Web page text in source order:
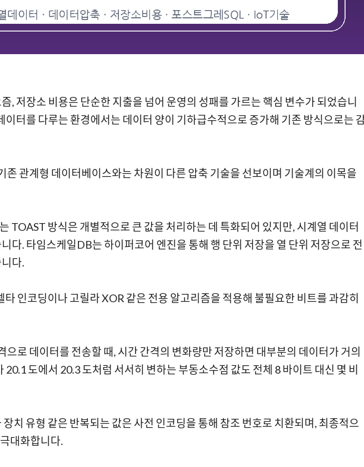
, 저장소 비용은 단순한 지출을 넘어 운영의 성패를 가르는 핵심 변수가 되었습니
이터를 다루는 환경에서는 데이터 양이 기하급수적으로 증가해 기존 방식으로는
관계형 데이터베이스와는 차원이 다른 압축 기술을 선보이며 기술계의 이목을
TOAST 방식은 개별적으로 큰 값을 처리하는 데 특화되어 있지만, 시계열 데이터
다. 타임스케일DB는 하이퍼코어 엔진을 통해 행 단위 저장을 열 단위 저장으로 전
다.
인코딩이나 고릴라 XOR 같은 전용 알고리즘을 적용해 불필요한 비트를 과감히
으로 데이터를 전송할 때, 시간 간격의 변화량만 저장하면 대부분의 데이터가 거의
도에서 20.3 도처럼 서서히 변하는 부동소수점 값도 전체 8 바이트 대신 몇 비
치 유형 같은 반복되는 값은 사전 인코딩을 통해 참조 번호로 치환되며, 최종적으
대화합니다.